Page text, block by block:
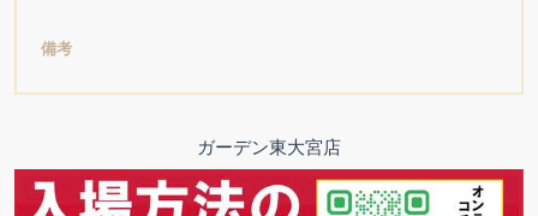
備考
ガーデン東大宮店